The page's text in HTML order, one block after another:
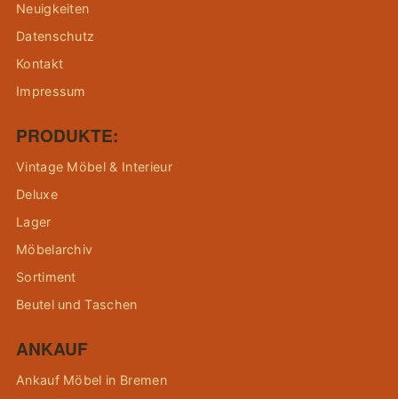
Neuigkeiten
Datenschutz
Kontakt
Impressum
PRODUKTE:
Vintage Möbel & Interieur
Deluxe
Lager
Möbelarchiv
Sortiment
Beutel und Taschen
ANKAUF
Ankauf Möbel in Bremen